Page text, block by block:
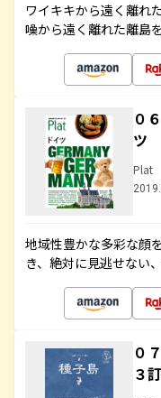
ワイキキから遠く離れ
噪から遠く離れた離島
０
ツ
Plat
地域性豊かな多彩な顔
き、絶対に見逃せない
０
３